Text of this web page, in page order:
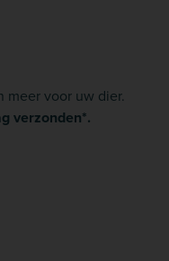
meer voor uw dier.
verzonden*.